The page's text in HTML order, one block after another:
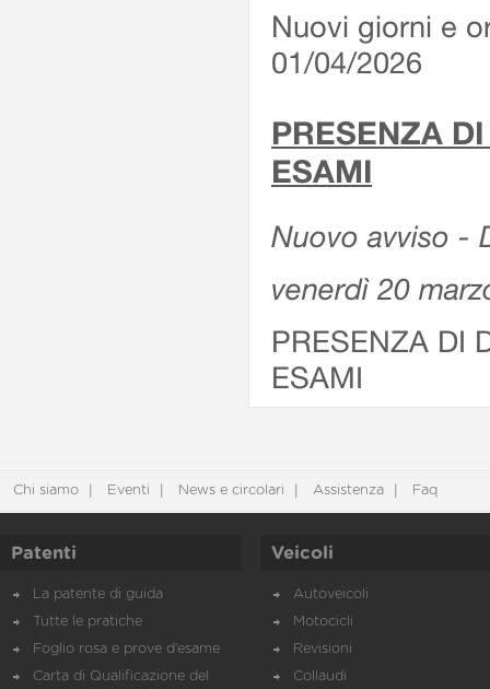
Nuovi giorni e
01/04/2026
PRESENZA
ESAMI
Nuovo avviso -
venerdì 20
PRESENZA DI
ESAMI
Chi siamo Eventi News e circolari Assistenza Faq
Patenti
La patente di guida
Tutte le pratiche
Foglio rosa e prove d’esame
Carta di Qualificazione del
Veicoli
Autoveicoli
Motocicli
Revisioni
Collaudi